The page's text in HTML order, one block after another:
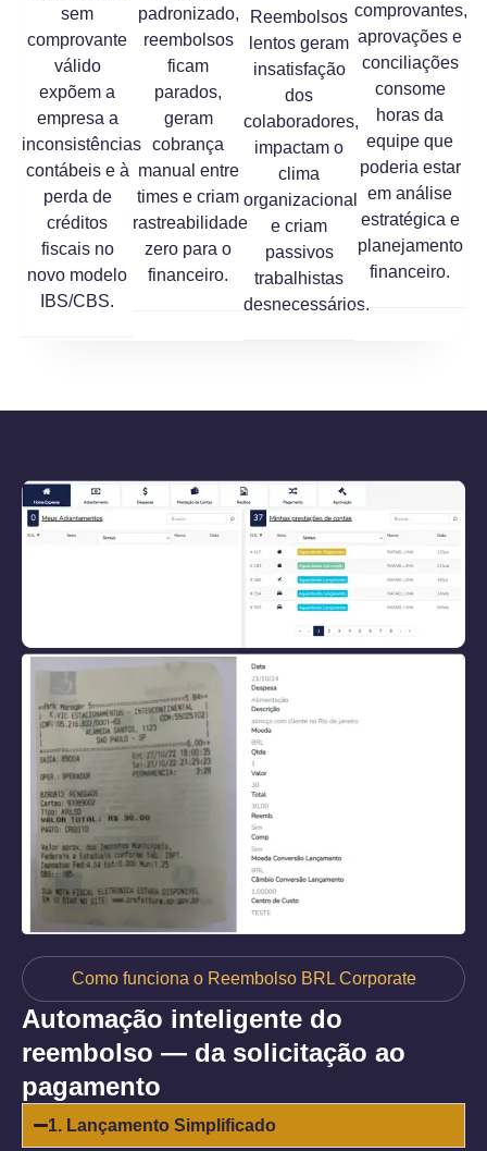
sem
comprovante
válido
expõem a
empresa a
inconsistências
contábeis e à
perda de
créditos
fiscais no
novo modelo
IBS/CBS.
padronizado,
reembolsos
ficam
parados,
geram
cobrança
manual entre
times e criam
rastreabilidade
zero para o
financeiro.
Reembolsos
lentos geram
insatisfação
dos
colaboradores,
impactam o
clima
organizacional
e criam
passivos
trabalhistas
desnecessários.
comprovantes,
aprovações e
conciliações
consome
horas da
equipe que
poderia estar
em análise
estratégica e
planejamento
financeiro.
Como funciona o Reembolso BRL Corporate
Automação inteligente do
reembolso — da solicitação ao
pagamento
1. Lançamento Simplificado